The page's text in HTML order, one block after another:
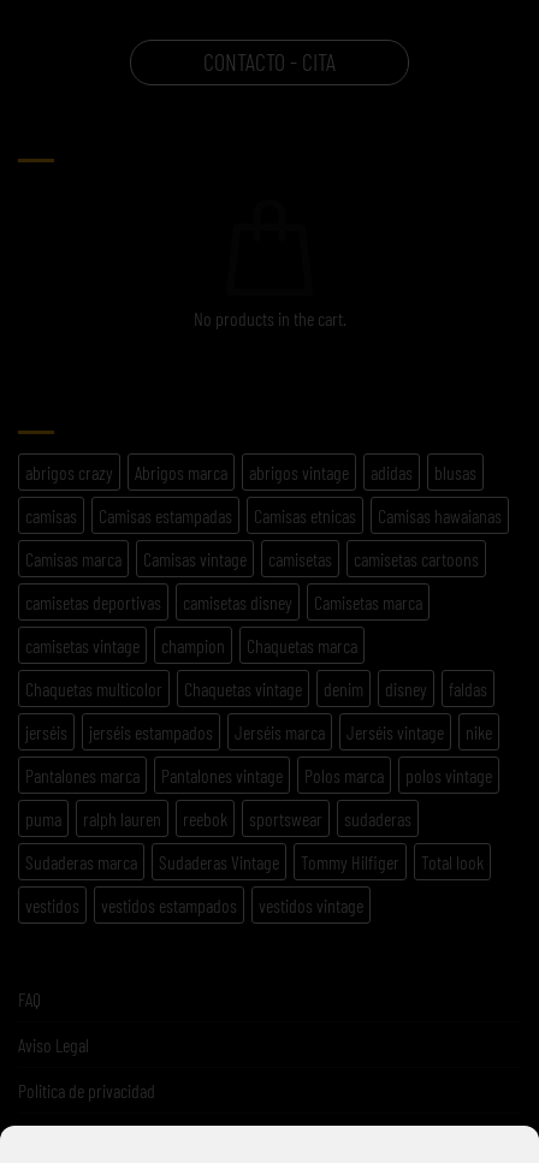
CONTACTO - CITA
No products in the cart.
abrigos crazy Abrigos marca abrigos vintage adidas
blusas
camisas
Camisas estampadas Camisas etnicas
Camisas hawaianas
Camisas marca
Camisas vintage camisetas
camisetas cartoons
camisetas deportivas
camisetas disney
Camisetas marca
camisetas vintage
champion
Chaquetas marca
Chaquetas multicolor
Chaquetas vintage denim disney
faldas
jerséis
jerséis estampados Jerséis marca Jerséis vintage
nike
Pantalones marca
Pantalones vintage Polos marca
polos vintage
puma
ralph lauren reebok sportswear
sudaderas
Sudaderas marca
Sudaderas Vintage Tommy Hilfiger
Total look
vestidos
vestidos estampados vestidos vintage
FAQ
Aviso Legal
Politica de privacidad